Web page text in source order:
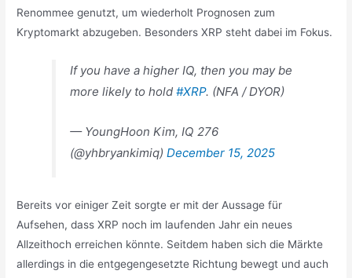
Renommee genutzt, um wiederholt Prognosen zum
Kryptomarkt abzugeben. Besonders XRP steht dabei im Fokus.
If you have a higher IQ, then you may be
more likely to hold#XRP. (NFA / DYOR)
— YoungHoon Kim, IQ 276
(@yhbryankimiq)December 15, 2025
Bereits vor einiger Zeit sorgte er mit der Aussage für
Aufsehen, dass XRP noch im laufenden Jahr ein neues
Allzeithoch erreichen könnte. Seitdem haben sich die Märkte
allerdings in die entgegengesetzte Richtung bewegt und auch